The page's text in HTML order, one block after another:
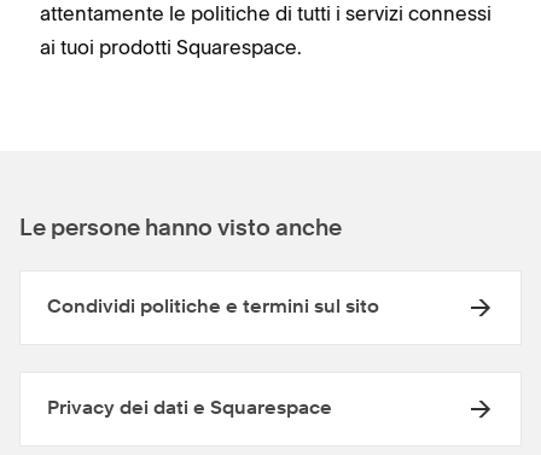
attentamente le politiche di tutti i servizi connessi
ai tuoi prodotti Squarespace.
Le persone hanno visto anche
Condividi politiche e termini sul sito
Privacy dei dati e Squarespace